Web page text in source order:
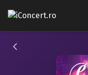
CONCERTE